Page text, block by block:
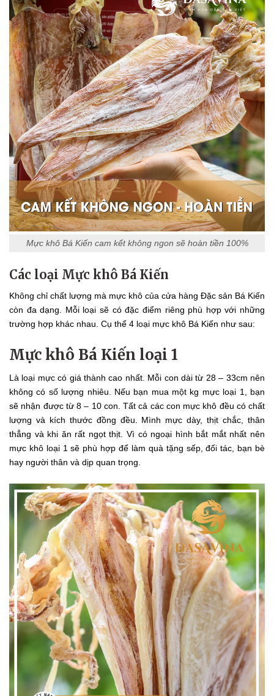
Mực khô Bá Kiến cam kết không ngon sẽ hoàn tiền 100%
Các loại Mực khô Bá Kiến
Không chỉ chất lượng mà mực khô của cửa hàng Đặc sản Bá Kiến
còn đa dạng. Mỗi loại sẽ có đặc điểm riêng phù hợp với những
trường hợp khác nhau. Cụ thể 4 loại mực khô Bá Kiến như sau:
Mực khô Bá Kiến loại 1
Là loại mực có giá thành cao nhất. Mỗi con dài từ 28 – 33cm nên
không có số lượng nhiêu. Nếu bạn mua một kg mực loại 1, bạn
sẽ nhận được từ 8 – 10 con. Tất cả các con mực khô đều có chất
lượng và kích thước đồng đều. Mình mực dày, thịt chắc, thân
thẳng và khi ăn rất ngọt thịt. Vì có ngoại hình bắt mắt nhất nên
mực khô loại 1 sẽ phù hợp để làm quà tặng sếp, đối tác, bạn bè
hay người thân và dịp quan trọng.